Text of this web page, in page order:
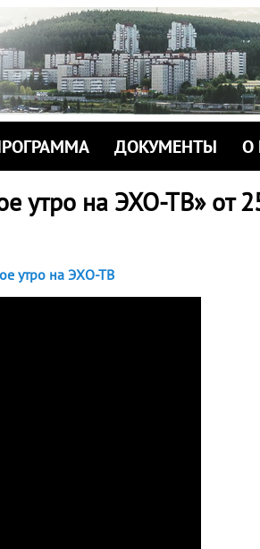
ДОКУМЕНТЫ О
утро на ЭХО-ТВ» от
утро на ЭХО-ТВ